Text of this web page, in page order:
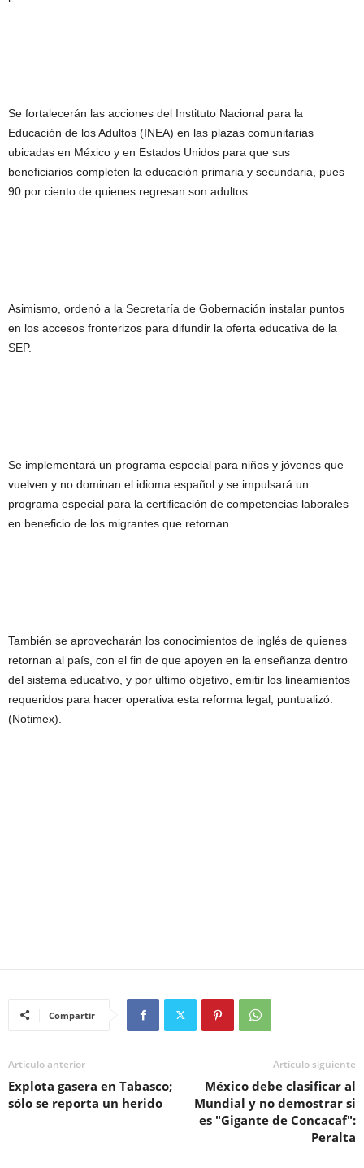
Se fortalecerán las acciones del Instituto Nacional para la
Educación de los Adultos (INEA) en las plazas comunitarias
ubicadas en México y en Estados Unidos para que sus
beneficiarios completen la educación primaria y secundaria, pues
90 por ciento de quienes regresan son adultos.
Asimismo, ordenó a la Secretaría de Gobernación instalar puntos
en los accesos fronterizos para difundir la oferta educativa de la
SEP.
Se implementará un programa especial para niños y jóvenes que
vuelven y no dominan el idioma español y se impulsará un
programa especial para la certificación de competencias laborales
en beneficio de los migrantes que retornan.
También se aprovecharán los conocimientos de inglés de quienes
retornan al país, con el fin de que apoyen en la enseñanza dentro
del sistema educativo, y por último objetivo, emitir los lineamientos
requeridos para hacer operativa esta reforma legal, puntualizó.
(Notimex).
Compartir
Artículo anterior
Explota gasera en Tabasco;
sólo se reporta un herido
Artículo siguiente
México debe clasificar al
Mundial y no demostrar si
es "Gigante de Concacaf":
Peralta